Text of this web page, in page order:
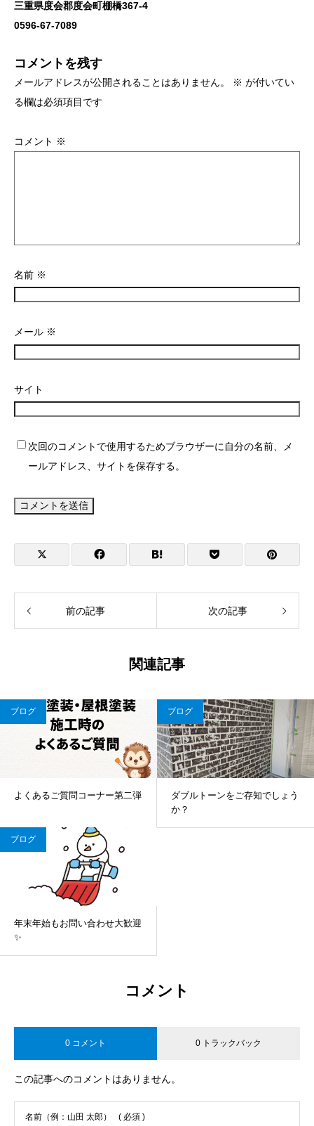
三重県度会郡度会町棚橋367-4
0596-67-7089
コメントを残す
メールアドレスが公開されることはありません。 ※ が付いてい
る欄は必須項目です
コメント ※
名前 ※
メール ※
サイト
次回のコメントで使用するためブラウザーに自分の名前、メ
ールアドレス、サイトを保存する。
前の記事 次の記事
関連記事
ブログ
よくあるご質問コーナー第二弾
ブログ
ダブルトーンをご存知でしょう
か？
ブログ
年末年始もお問い合わせ大歓迎
✨
コメント
0 コメント 0 トラックバック
この記事へのコメントはありません。
名前（例：山田 太郎） ( 必須 )